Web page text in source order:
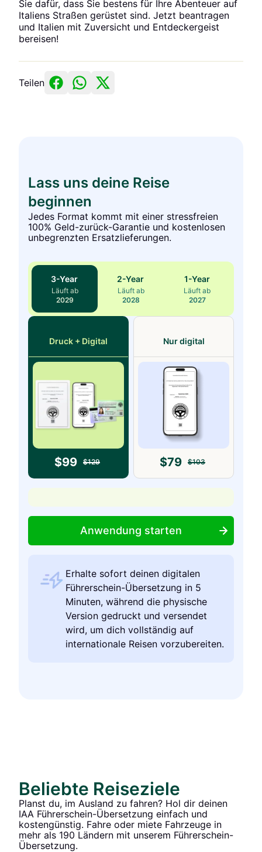
Sie dafür, dass Sie bestens für Ihre Abenteuer auf
Italiens Straßen gerüstet sind. Jetzt beantragen
und Italien mit Zuversicht und Entdeckergeist
bereisen!
Teilen
Lass uns deine Reise
beginnen
Jedes Format kommt mit einer stressfreien
100% Geld-zurück-Garantie und kostenlosen
unbegrenzten Ersatzlieferungen.
3-Year
Läuft ab
2029
2-Year
Läuft ab
2028
1-Year
Läuft ab
2027
Druck + Digital
$99 $129
Nur digital
$79 $103
Anwendung starten
Erhalte sofort deinen digitalen
Führerschein-Übersetzung in 5
Minuten, während die physische
Version gedruckt und versendet
wird, um dich vollständig auf
internationale Reisen vorzubereiten.
Beliebte Reiseziele
Planst du, im Ausland zu fahren? Hol dir deinen
IAA Führerschein-Übersetzung einfach und
kostengünstig. Fahre oder miete Fahrzeuge in
mehr als 190 Ländern mit unserem Führerschein-
Übersetzung.